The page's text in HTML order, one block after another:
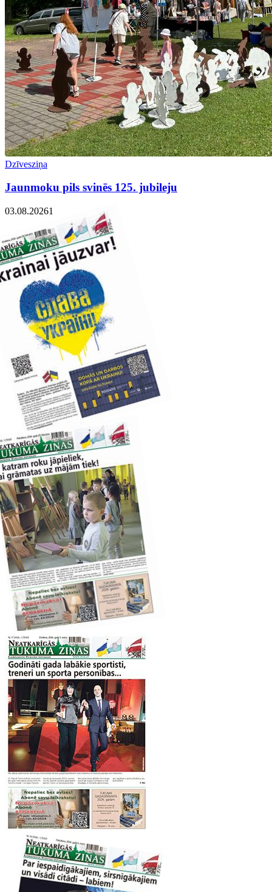
Dzīvesziņa
Jaunmoku pils svinēs 125. jubileju
03.08.20261